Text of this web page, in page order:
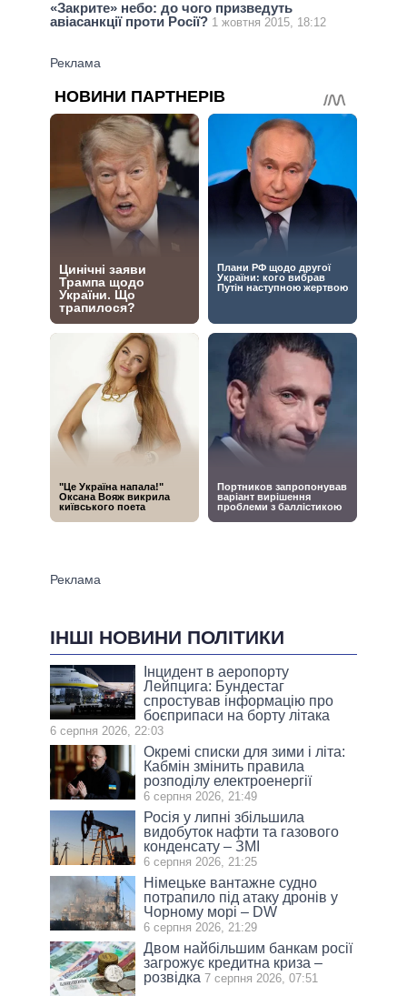
«Закрите» небо: до чого призведуть
авіасанкції проти Росії? 1 жовтня 2015, 18:12
ІНШІ НОВИНИ ПОЛІТИКИ
Інцидент в аеропорту
Лейпцига: Бундестаг
спростував інформацію про
боєприпаси на борту літака
6 серпня 2026, 22:03
Окремі списки для зими і літа:
Кабмін змінить правила
розподілу електроенергії
6 серпня 2026, 21:49
Росія у липні збільшила
видобуток нафти та газового
конденсату – ЗМІ
6 серпня 2026, 21:25
Німецьке вантажне судно
потрапило під атаку дронів у
Чорному морі – DW
6 серпня 2026, 21:29
Двом найбільшим банкам росії
загрожує кредитна криза –
розвідка 7 серпня 2026, 07:51